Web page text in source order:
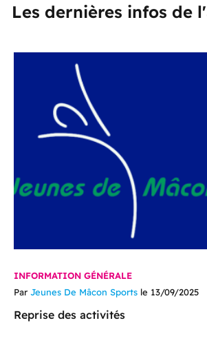
Les dernières infos de
INFORMATION GÉNÉRALE
Par Jeunes De Mâcon Sports le 13/09/2025
Reprise des activités